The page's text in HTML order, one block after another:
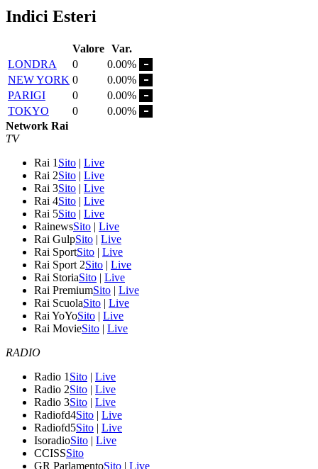
Indici Esteri
Valore Var.
LONDRA
0
0.00%
NEW YORK 0
0.00%
PARIGI
0
0.00%
TOKYO
0
0.00%
Network Rai
TV
Rai 1 Sito | Live
Rai 2Sito | Live
Rai 3Sito | Live
Rai 4Sito | Live
Rai 5Sito | Live
RainewsSito | Live
Rai GulpSito | Live
Rai SportSito | Live
Rai Sport 2Sito | Live
Rai StoriaSito | Live
Rai PremiumSito | Live
Rai ScuolaSito | Live
Rai YoYoSito | Live
Rai MovieSito | Live
RADIO
Radio 1 Sito | Live
Radio 2Sito | Live
Radio 3Sito | Live
Radiofd4Sito | Live
Radiofd5Sito | Live
IsoradioSito | Live
CCISSSito
GR ParlamentoSito | Live